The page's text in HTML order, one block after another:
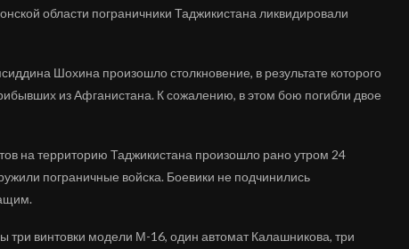
области пограничники Таджикистана ликвидировали
Шохина произошло столкновение, в результате которого
из Афганистана. К сожалению, в этом бою погибли двое
на территорию Таджикистана произошло рано утром 24
пограничные войска. Боевики не подчинились
винтовки модели М-16, один автомат Калашникова, три